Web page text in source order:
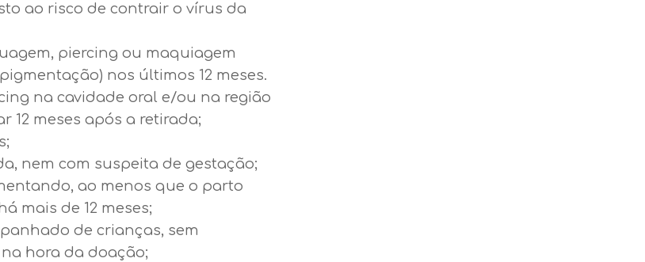
ao risco de contrair o vírus da
piercing ou maquiagem
nos últimos 12 meses.
na cavidade oral e/ou na região
12 meses após a retirada;
nem com suspeita de gestação;
ao menos que o parto
mais de 12 meses;
de crianças, sem
hora da doação;